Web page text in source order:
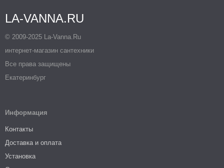
LA-VANNA.RU
© 2009-2025 La-Vanna.Ru
интернет-магазин сантехники
Все права защищены
Екатеринбург
Информация
Контакты
Доставка и оплата
Установка